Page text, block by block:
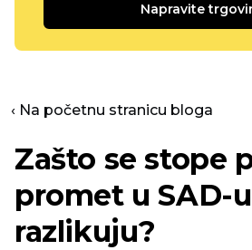
Napravite
‹ Na početnu stranicu bloga
Zašto se stope
promet u SAD-
razlikuju?